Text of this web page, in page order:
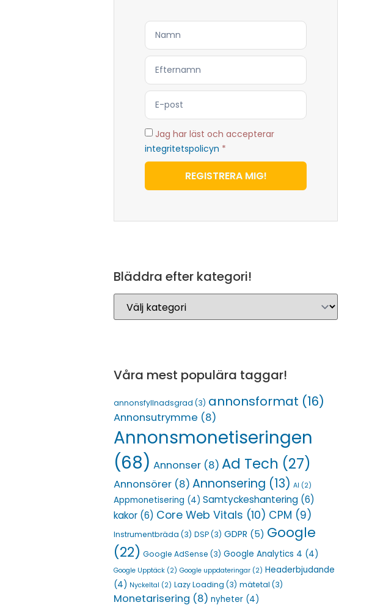
Jag har läst och accepterar
integritetspolicyn *
REGISTRERA MIG!
Bläddra efter kategori!
Våra mest populära taggar!
annonsfyllnadsgrad (3) annonsformat (16)
Annonsutrymme (8)
Annonsmonetiseringen
(68) Annonser (8) Ad Tech (27)
Annonsörer (8) Annonsering (13) AI (2)
Appmonetisering (4) Samtyckeshantering (6)
kakor (6) Core Web Vitals (10) CPM (9)
Instrumentbräda (3) DSP(3) GDPR (5) Google
(22) Google AdSense (3) Google Analytics 4 (4)
Google Upptäck (2) Google uppdateringar (2) Headerbjudande
(4) Nyckeltal (2) Lazy Loading (3) mätetal (3)
Monetarisering (8) nyheter (4)